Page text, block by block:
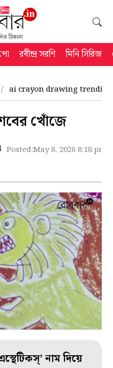
রবীন্দ্র সরণি মিনি সিরিজ
ai crayon drawing
খোঁজে
Posted:May 8, 2026 8:18 pm
নাম দিয়ে